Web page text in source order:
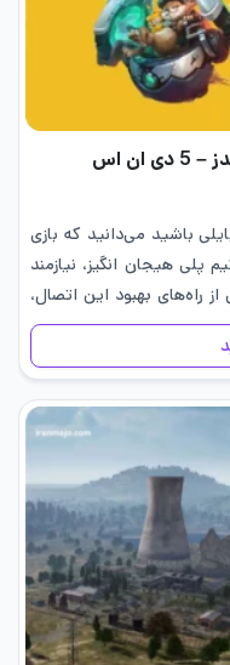
باشید می‌دانید که بازی
‌پلی هیجان‌ انگیز، نیازمند
راه‌های بهبود این اتصال،